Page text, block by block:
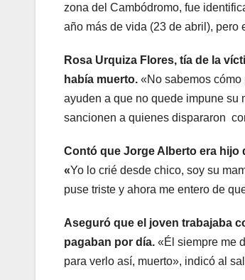
zona del Cambódromo, fue
año más de vida (23 de abril), pero
Rosa Urquiza Flores, tía de la
había muerto. «No sabemos
ayuden a que no quede impune su
sancionen a quienes dispararon
Contó que Jorge Alberto era hijo
«Yo lo crié desde chico, soy su
puse triste y ahora me entero de
Aseguró que el joven trabajaba
pagaban por día. «Él siempre me
para verlo así, muerto», indicó al